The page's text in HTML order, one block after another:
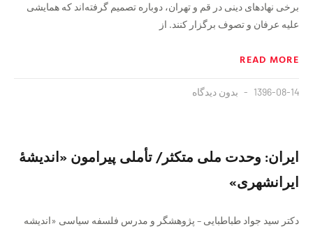
برخی نهادهای دینی در قم و تهران، دوباره تصمیم گرفته‌اند که همایشی
علیه عرفان و تصوف برگزار کنند. از
READ MORE
1396-08-14 بدون دیدگاه
ایران: وحدت ملی متکثر/ تأملی پیرامون «اندیشهٔ
ایرانشهری»
دکتر سید جواد طباطبایی – پژوهشگر و مدرس فلسفه سیاسی «اندیشه‌